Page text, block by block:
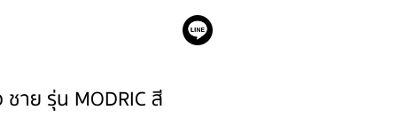
ชาย รุ่น MODRIC สี